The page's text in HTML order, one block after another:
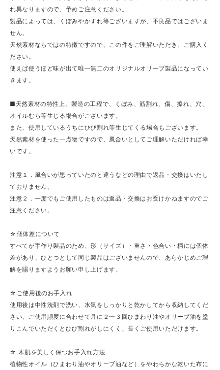
れ異なりますので、予めご注意ください。
製品によっては、くぼみやかすれ等ございますが、不良品ではございま
せん。
天然素材ならではの特徴ですので、この件をご理解いただき、ご購入く
ださい。
使えば使うほど味が出て唯一無二のオリジナルオリーブ製品になってい
きます。
■天然素材の特性上、製造の工程で、くぼみ、筋割れ、傷、擦れ、穴、
オイルむら等生じる場合がございます。
また、使用しているうちにひび割れ等生じてくる場合もございます。
天然素材を使った一点物ですので、風合いとしてご理解いただければ幸
いです。
注意１．風合いが思っていたのと違うなどの理由で返品・交換はいたし
ておりません。
注意２．一度でもご使用したものは返品・交換はお受けかねますのでご
注意ください。
☆個体差について
すべてが手作り製品のため、形（サイズ）・重さ・色合い・柄には個体
差があり、ひとつとして同じ製品はございませんので、あらかじめご理
解を賜りますようお願い申し上げます。
☆ご使用後のお手入れ
使用後は中性洗剤で洗い、水気をしっかりと乾かしてから収納してくだ
さい。ご使用頻度に合わせて月に２〜３回ひまわり油やオリーブ油を塗
りこんでいただくとひび割れがしにくく、長くご使用いただけます。
☆ 木肌を美しく保つお手入れ方法
植物性オイル（ひまわり油やオリーブ油など）をやわらかな乾いた布に